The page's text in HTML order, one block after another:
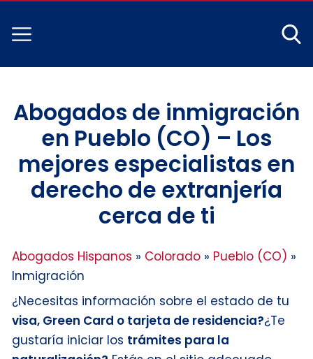
Abogados de inmigración
en Pueblo (CO) – Los
mejores especialistas en
derecho de extranjería
cerca de ti
Abogados Hispanos » Colorado » Pueblo (CO) »
Inmigración
¿Necesitas información sobre el estado de tu
visa, Green Card o tarjeta de residencia?¿Te
gustaría iniciar los trámites para la